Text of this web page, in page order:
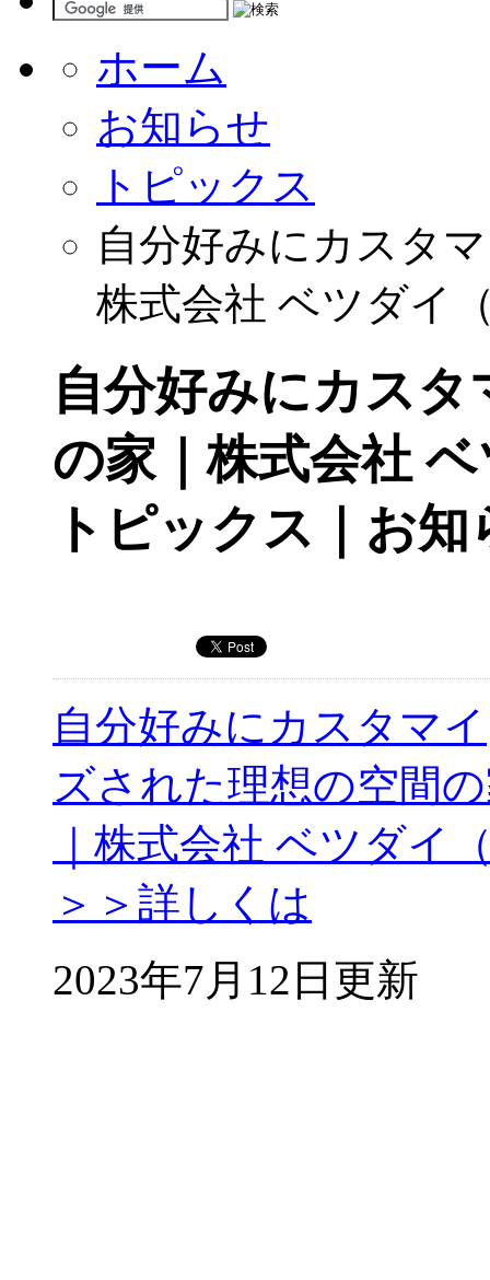
ホーム
お知らせ
トピックス
自分好みにカスタ
株式会社 ベツダイ
自分好みにカス
の家｜株式会社
トピックス｜お知
自分好みにカスタマイ
ズされた理想の空間
｜株式会社 ベツダイ
＞＞詳しくは
2023年7月12日更新